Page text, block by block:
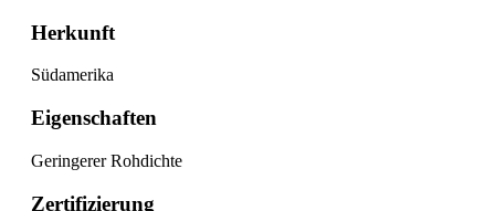
Herkunft
Südamerika
Eigenschaften
Geringerer Rohdichte
Zertifizierung